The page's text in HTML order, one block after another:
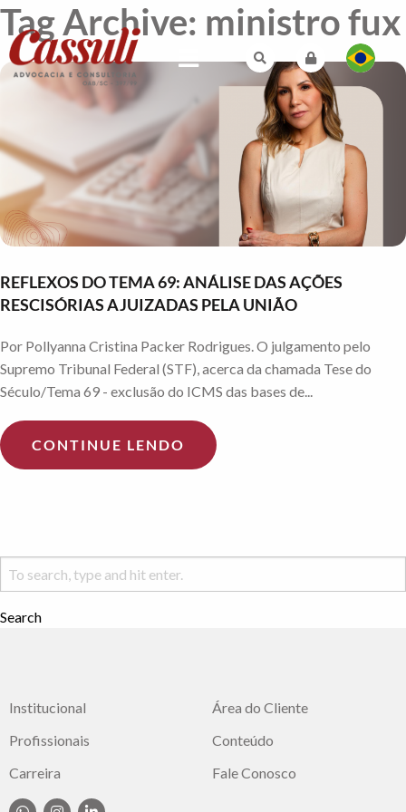
Tag Archive: ministro fux
REFLEXOS DO TEMA 69: ANÁLISE DAS AÇÕES
RESCISÓRIAS AJUIZADAS PELA UNIÃO
Por Pollyanna Cristina Packer Rodrigues. O julgamento pelo
Supremo Tribunal Federal (STF), acerca da chamada Tese do
Século/Tema 69 - exclusão do ICMS das bases de...
CONTINUE LENDO
Search
Institucional
Profissionais
Carreira
Área do Cliente
Conteúdo
Fale Conosco